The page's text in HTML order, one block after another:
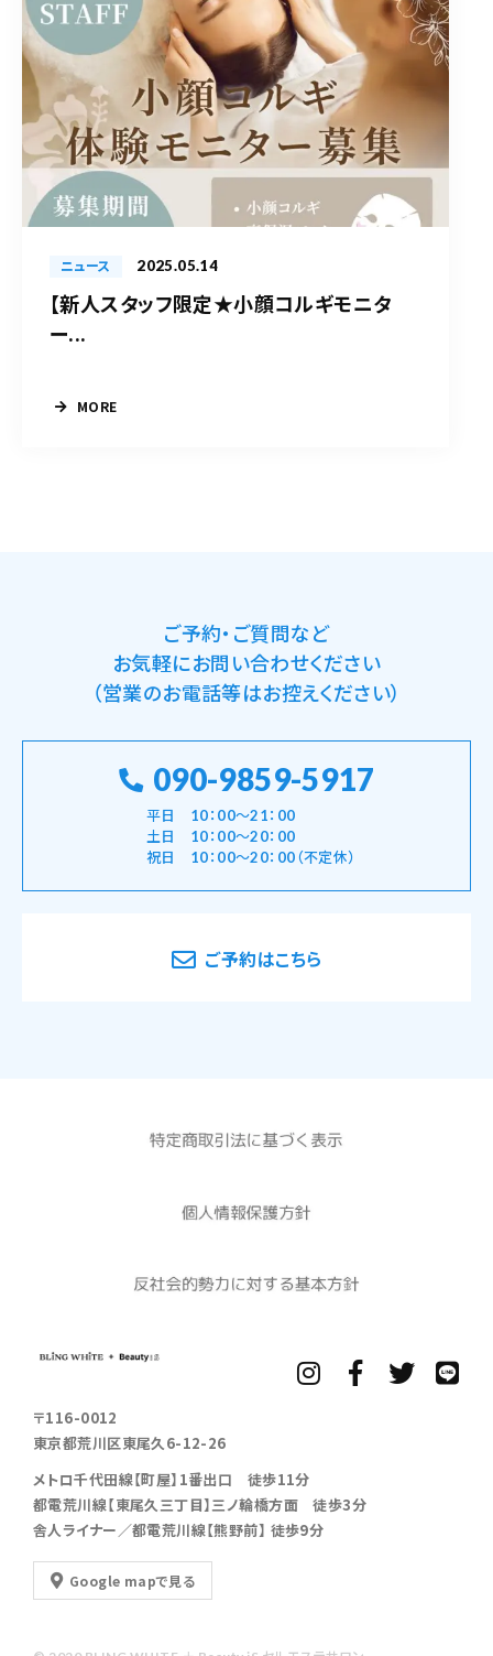
ニュース 2025.05.14
【新人スタッフ限定★小顔コルギモニタ
ー...
MORE
ご予約・ご質問など
お気軽にお問い合わせください
（営業のお電話等はお控えください）
090-9859-5917
平日 10：00～21：00
土日 10：00～20：00
祝日 10：00～20：00（不定休）
ご予約はこちら
〒116-0012
東京都荒川区東尾久6-12-26
メトロ千代田線【町屋】1番出口 徒歩11分
都電荒川線【東尾久三丁目】三ノ輪橋方面 徒歩3分
舎人ライナー／都電荒川線【熊野前】 徒歩9分
Google mapで見る